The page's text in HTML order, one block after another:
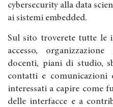
cybersecurity alla data
ai sistemi embedded.
Sul sito troverete tutte le
accesso,
docenti, piani di studio,
contatti e comunicazioni
interessati a capire come
delle interfacce e a